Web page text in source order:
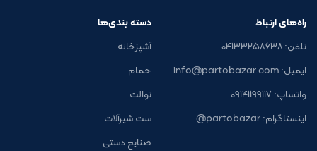
راه‌های ارتباط
تلفن: ۰۴۱۳۳۲۵۸۶۳۸
ایمیل: info@partobazar.com
واتساپ: ۰۹۱۴۱۱۹۹۱۱۷
اینستاگرام: partobazar@
دسته بندی‌ها
آشپزخانه
حمام
توالت
ست شیرآلات
صنایع دستی